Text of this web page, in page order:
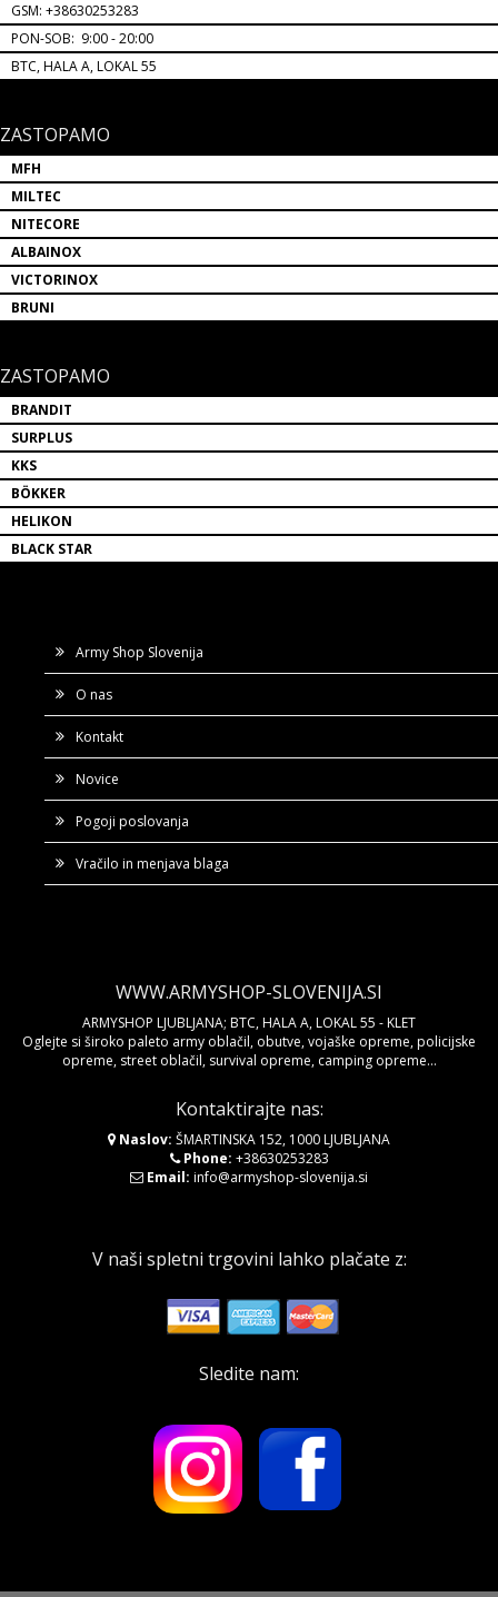
GSM: +38630253283
PON-SOB: 9:00 - 20:00
BTC, HALA A, LOKAL 55
ZASTOPAMO
MFH
MILTEC
NITECORE
ALBAINOX
VICTORINOX
BRUNI
ZASTOPAMO
BRANDIT
SURPLUS
KKS
BÖKKER
HELIKON
BLACK STAR
Army Shop Slovenija
O nas
Kontakt
Novice
Pogoji poslovanja
Vračilo in menjava blaga
WWW.ARMYSHOP-SLOVENIJA.SI
ARMYSHOP LJUBLJANA; BTC, HALA A, LOKAL 55 - KLET
Oglejte si široko paleto army oblačil, obutve, vojaške opreme, policijske
opreme, street oblačil, survival opreme, camping opreme...
Kontaktirajte nas:
Naslov: ŠMARTINSKA 152, 1000 LJUBLJANA
Phone: +38630253283
Email: info@armyshop-slovenija.si
V naši spletni trgovini lahko plačate z:
Sledite nam: